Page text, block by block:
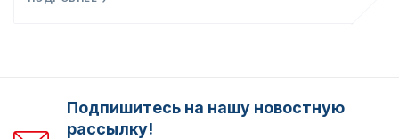
Подпишитесь на нашу новостную
рассылку!